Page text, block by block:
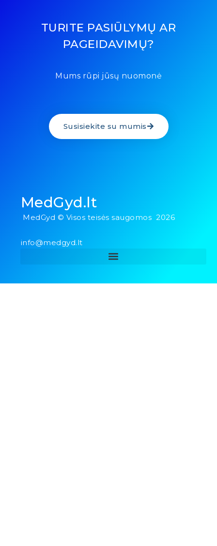
TURITE PASIŪLYMŲ AR
PAGEIDAVIMŲ?
Mums rūpi jūsų nuomonė
Susisiekite su mumis
MedGyd.lt
MedGyd © Visos teisės saugomos 2026
info@medgyd.lt